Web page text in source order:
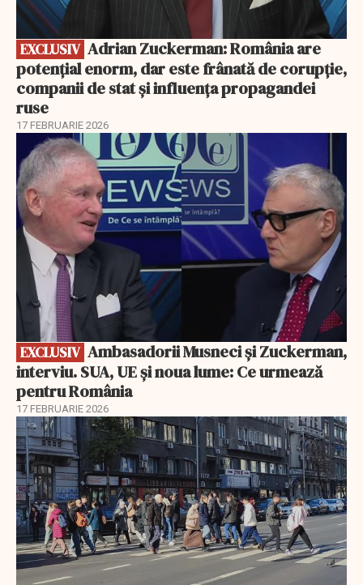
EXCLUSIV
potențial enorm, dar este frânată de corupție,
companii de stat și influența propagandei
ruse
17 FEBRUARIE 2026
EXCLUSIV
EXCLUSIV
interviu. SUA, UE și noua lume: Ce urmează
pentru România
17 FEBRUARIE 2026